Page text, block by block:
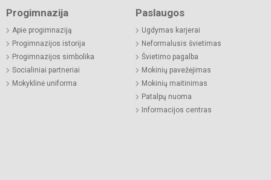
Progimnazija
Apie progimnaziją
Progimnazijos istorija
Progimnazijos simbolika
Socialiniai partneriai
Mokyklinė uniforma
Paslaugos
Ugdymas karjerai
Neformalusis švietimas
Švietimo pagalba
Mokinių pavežėjimas
Mokinių maitinimas
Patalpų nuoma
Informacijos centras